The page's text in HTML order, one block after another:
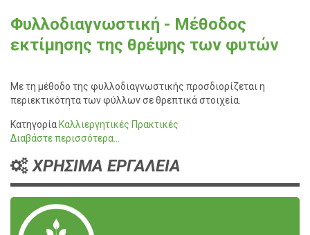
Φυλλοδιαγνωστική - Μέθοδος
εκτίμησης της θρέψης των φυτών
Με τη μέθοδο της φυλλοδιαγνωστικής προσδιορίζεται η
περιεκτικότητα των φύλλων σε θρεπτικά στοιχεία
Κατηγορία Καλλιεργητικές Πρακτικές
Διαβάστε περισσότερα...
ΧΡΗΣΙΜΑ ΕΡΓΑΛΕΙΑ